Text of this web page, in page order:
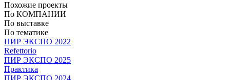
Похожие проекты
По КОМПАНИИ
По выставке
По тематике
ПИР ЭКСПО 2022
Refettorio
ПИР ЭКСПО 2025
Практика